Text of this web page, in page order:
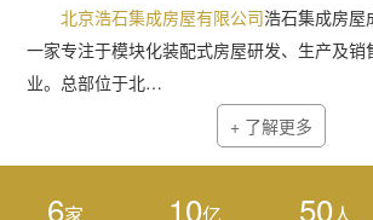
北京浩石集成房屋有限公司浩石集成房屋
一家专注于模块化装配式房屋研发、生产及销
业。总部位于北…
+ 了解更多
6 10 50